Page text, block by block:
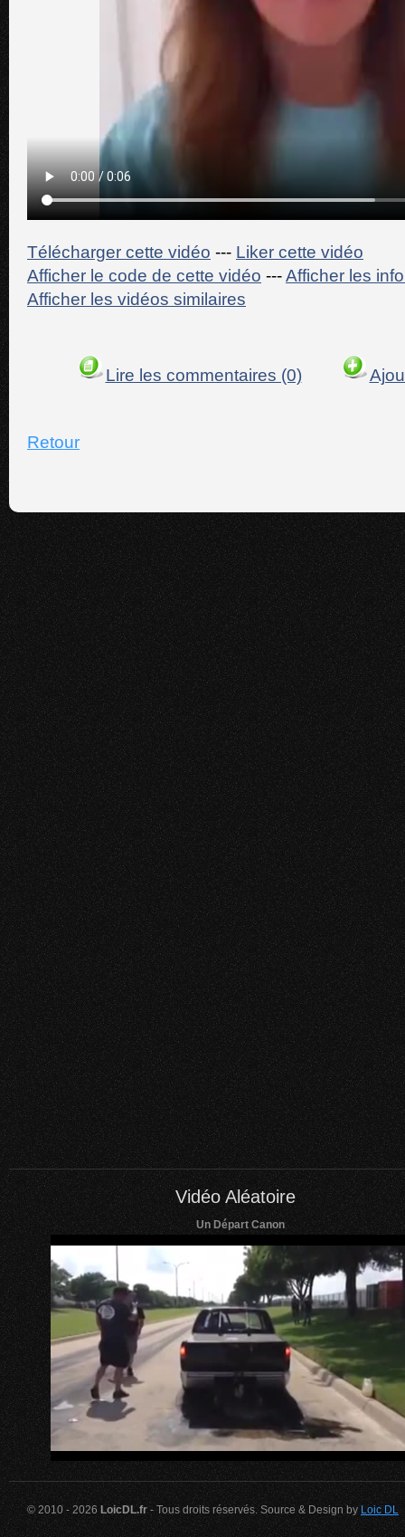
Télécharger cette vidéo --- Liker cette vidéo
Afficher le code de cette vidéo ---Afficher les
Afficher les vidéos similaires
Lire les commentaires (0)
Retour
Vidéo Aléatoire
Un Départ Canon
© 2010 - 2026 LoicDL.fr- Tous droits réservés. Source & Design byLoic DL